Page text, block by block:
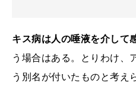
キス病は人の唾液を介して
う場合はある。とりわけ、
う別名が付いたものと考え